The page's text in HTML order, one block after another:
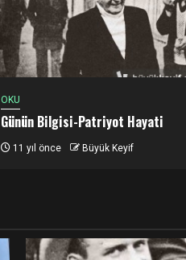
OKU
Günün Bilgisi-Patriyot Hayati
11 yıl önce Büyük Keyif